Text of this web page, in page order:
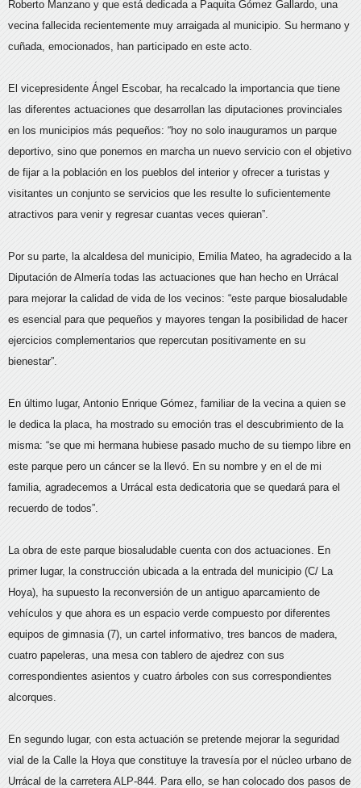
Roberto Manzano y que está dedicada a Paquita Gómez Gallardo, una
vecina fallecida recientemente muy arraigada al municipio. Su hermano y
cuñada, emocionados, han participado en este acto.
El vicepresidente Ángel Escobar, ha recalcado la importancia que tiene
las diferentes actuaciones que desarrollan las diputaciones provinciales
en los municipios más pequeños: “hoy no solo inauguramos un parque
deportivo, sino que ponemos en marcha un nuevo servicio con el objetivo
de fijar a la población en los pueblos del interior y ofrecer a turistas y
visitantes un conjunto se servicios que les resulte lo suficientemente
atractivos para venir y regresar cuantas veces quieran”.
Por su parte, la alcaldesa del municipio, Emilia Mateo, ha agradecido a la
Diputación de Almería todas las actuaciones que han hecho en Urrácal
para mejorar la calidad de vida de los vecinos: “este parque biosaludable
es esencial para que pequeños y mayores tengan la posibilidad de hacer
ejercicios complementarios que repercutan positivamente en su
bienestar”.
En último lugar, Antonio Enrique Gómez, familiar de la vecina a quien se
le dedica la placa, ha mostrado su emoción tras el descubrimiento de la
misma: “se que mi hermana hubiese pasado mucho de su tiempo libre en
este parque pero un cáncer se la llevó. En su nombre y en el de mi
familia, agradecemos a Urrácal esta dedicatoria que se quedará para el
recuerdo de todos”.
La obra de este parque biosaludable cuenta con dos actuaciones. En
primer lugar, la construcción ubicada a la entrada del municipio (C/ La
Hoya), ha supuesto la reconversión de un antiguo aparcamiento de
vehículos y que ahora es un espacio verde compuesto por diferentes
equipos de gimnasia (7), un cartel informativo, tres bancos de madera,
cuatro papeleras, una mesa con tablero de ajedrez con sus
correspondientes asientos y cuatro árboles con sus correspondientes
alcorques.
En segundo lugar, con esta actuación se pretende mejorar la seguridad
vial de la Calle la Hoya que constituye la travesía por el núcleo urbano de
Urrácal de la carretera ALP-844. Para ello, se han colocado dos pasos de